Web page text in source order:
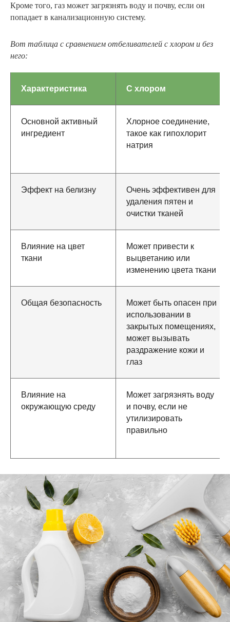
Кроме того, газ может загрязнять воду и почву, если он
попадает в канализационную систему.
Вот таблица с сравнением отбеливателей с хлором и без
него:
Характеристика С хлором
Основной активный
ингредиент
Хлорное соединение,
такое как гипохлорит
натрия
Эффект на белизну
Очень эффективен для
удаления пятен и
очистки тканей
Влияние на цвет
ткани
Может привести к
выцветанию или
изменению цвета ткани
Общая безопасность
Может быть опасен при
использовании в
закрытых помещениях,
может вызывать
раздражение кожи и
глаз
Влияние на
окружающую среду
Может загрязнять воду
и почву, если не
утилизировать
правильно